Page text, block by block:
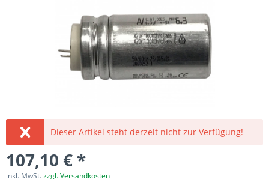
Dieser Artikel steht derzeit nicht zur Verfügung!
107,10 € *
inkl. MwSt.zzgl. Versandkosten